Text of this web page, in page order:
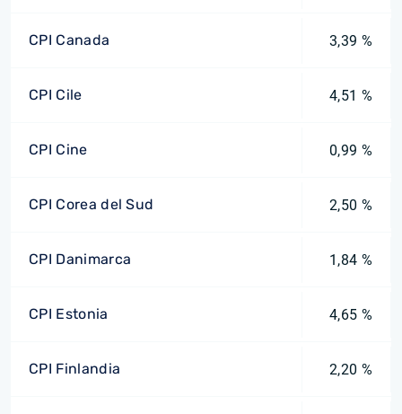
CPI Canada 3,39 %
CPI Cile 4,51 %
CPI Cine 0,99 %
CPI Corea del Sud 2,50 %
CPI Danimarca 1,84 %
CPI Estonia 4,65 %
CPI Finlandia 2,20 %